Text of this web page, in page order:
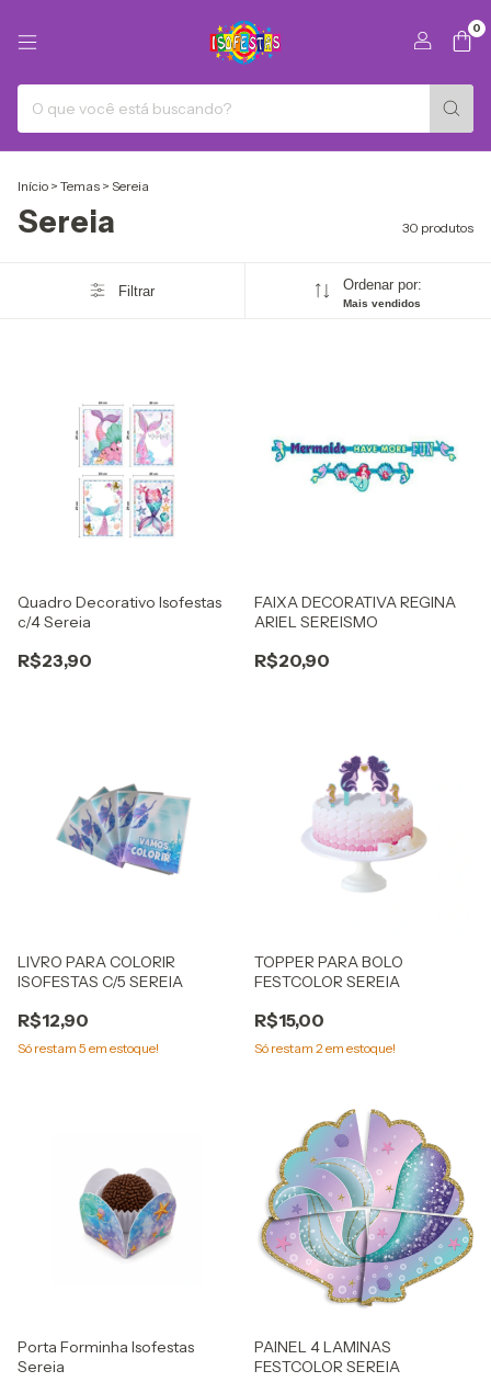
0
Início > Temas > Sereia
Sereia 30 produtos
Filtrar Ordenar por:
Mais vendidos
Quadro Decorativo Isofestas
c/4 Sereia
R$23,90
FAIXA DECORATIVA REGINA
ARIEL SEREISMO
R$20,90
LIVRO PARA COLORIR
ISOFESTAS C/5 SEREIA
R$12,90
Só restam 5 em estoque!
TOPPER PARA BOLO
FESTCOLOR SEREIA
R$15,00
Só restam 2em estoque!
Porta Forminha Isofestas
Sereia
PAINEL 4 LAMINAS
FESTCOLOR SEREIA